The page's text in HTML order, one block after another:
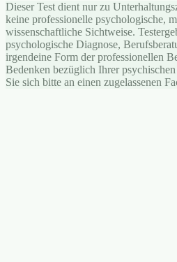
Dieser Test dient nur zu
keine professionelle psychologische,
wissenschaftliche Sichtweise.
psychologische Diagnose,
irgendeine Form der professionellen
Bedenken bezüglich Ihrer
Sie sich bitte an einen zugelassenen